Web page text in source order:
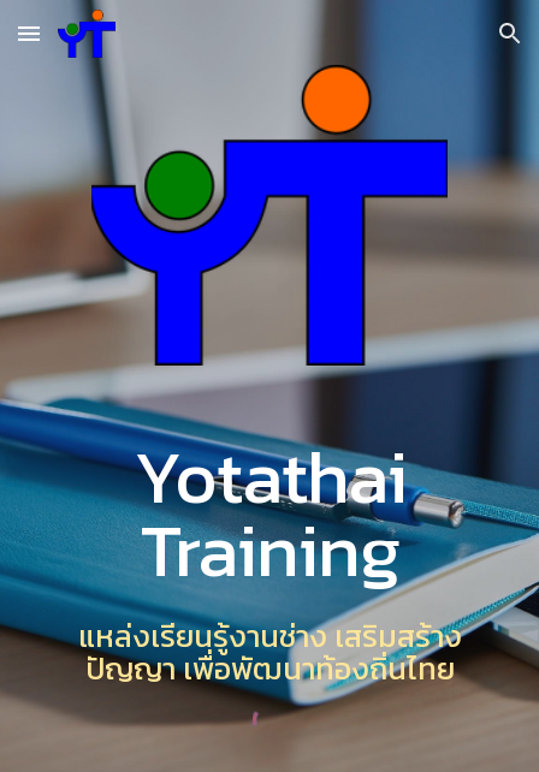
Skip to main content Skip to navigation
Yotathai
Training
แหล่งเรียนรู้งานช่าง เสริมสร้าง
ปัญญา เพื่อพัฒนาท้องถิ่นไทย